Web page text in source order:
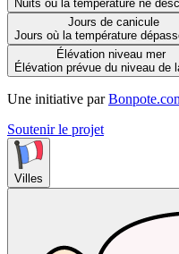
Nuits où la température ne
Jours de canicule
Jours où la température
Élévation niveau mer
Élévation prévue du niveau de
Une initiative par
Soutenir le projet
Villes